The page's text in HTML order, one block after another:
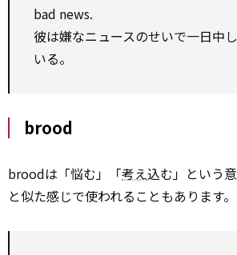
bad news.
彼は嫌なニュースのせいで一日中
いる。
brood
broodは「悩む」「考え込む」という
と似た感じで使われることもあります。